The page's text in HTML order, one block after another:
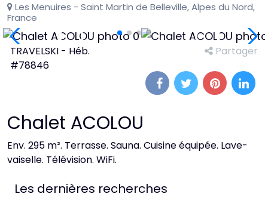
Les Menuires - Saint Martin de Belleville, Alpes du Nord,
France
TRAVELSKI - Héb.
#78846
Partager
Chalet ACOLOU
Env. 295 m². Terrasse. Sauna. Cuisine équipée. Lave-
vaiselle. Télévision. WiFi.
Les dernières recherches